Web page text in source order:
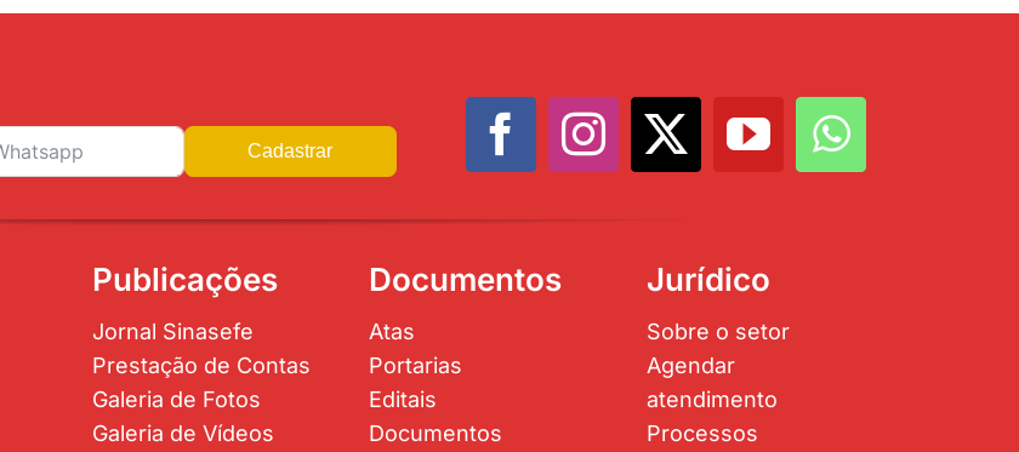
Cadastrar
Publicações
Jornal Sinasefe
Prestação de Contas
Galeria de Fotos
Galeria de Vídeos
Documentos
Atas
Portarias
Editais
Documentos
Jurídico
Sobre o setor
Agendar
atendimento
Processos